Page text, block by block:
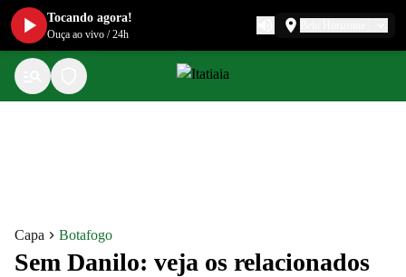
Capa Botafogo
Sem Danilo: veja os relacionados
Tocando agora!
Ouça ao vivo /24h